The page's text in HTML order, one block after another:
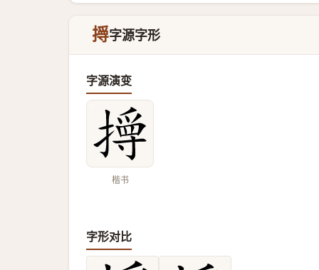
㩊字源字形
字源演变
楷书
字形对比